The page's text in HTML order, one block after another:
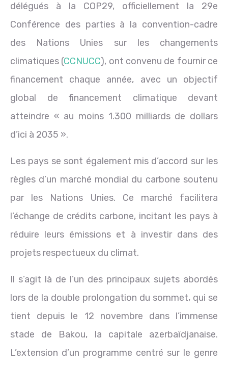
délégués à la COP29, officiellement la 29e
Conférence des parties à la convention-cadre
des Nations Unies sur les changements
climatiques (CCNUCC), ont convenu de fournir ce
financement chaque année, avec un objectif
global de financement climatique devant
atteindre « au moins 1.300 milliards de dollars
d’ici à 2035 ».
Les pays se sont également mis d’accord sur les
règles d’un marché mondial du carbone soutenu
par les Nations Unies. Ce marché facilitera
l’échange de crédits carbone, incitant les pays à
réduire leurs émissions et à investir dans des
projets respectueux du climat.
Il s’agit là de l’un des principaux sujets abordés
lors de la double prolongation du sommet, qui se
tient depuis le 12 novembre dans l’immense
stade de Bakou, la capitale azerbaïdjanaise.
L’extension d’un programme centré sur le genre